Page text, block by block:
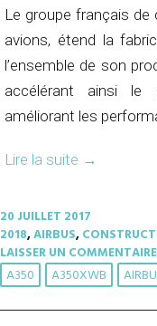
Le groupe français
avions, étend la
l’ensemble de son
accélérant ainsi le
améliorant les
Lire la suite →
20 JUILLET 2017
2018,AIRBUS,
LAISSER UN COMMENTAIRE
A350 A350XWB